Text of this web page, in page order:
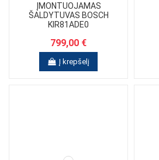
ĮMONTUOJAMAS
ŠALDYTUVAS BOSCH
KIR81ADE0
799,00 €
Į krepšelį